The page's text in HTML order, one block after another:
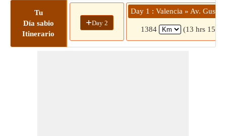
Tu
Día sabio
Itinerario
+Day 2
Day 1 : Valencia » Av.
1384 (13 hrs 15